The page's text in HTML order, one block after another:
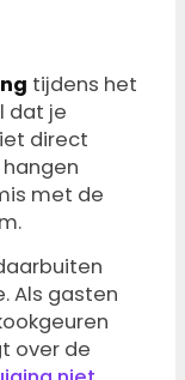
tijdens het
dat je
direct
met de
Als gasten
over de